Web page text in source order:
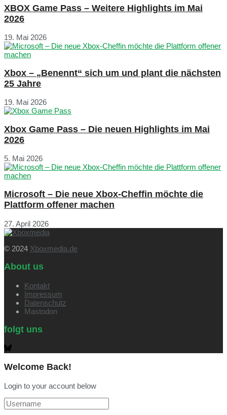
XBOX Game Pass – Weitere Highlights im Mai
2026
19. Mai 2026
Xbox – „Benennt“ sich um und plant die nächsten
25 Jahre
19. Mai 2026
Xbox Game Pass – Die neuen Highlights im Mai
2026
5. Mai 2026
Microsoft – Die neue Xbox-Cheffin möchte die
Plattform offener machen
27. April 2026
© 2024 Xboxmedia.de
About us
Kontakt
Impressum
Datenschutz
Mastodon
folgt uns
Welcome Back!
Login to your account below